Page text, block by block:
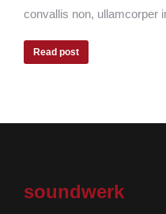
convallis non, ullamcorper
Read post
soundwerk